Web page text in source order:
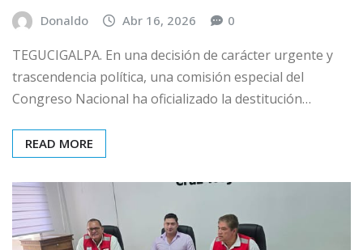
Donaldo Abr 16, 2026 0
TEGUCIGALPA. En una decisión de carácter urgente y
trascendencia política, una comisión especial del
Congreso Nacional ha oficializado la destitución…
READ MORE